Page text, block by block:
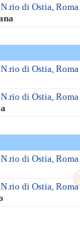
di Ostia,
di Ostia,
di Ostia,
di Ostia,
di Ostia,